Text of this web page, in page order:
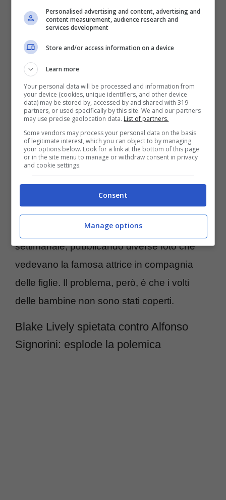
L’attrice americana con le figlie James, Inez
e Betty, nate dal matrimonio con l’attore Ryan
Reynolds (la coppia ha pure un quarto bebè,
di cui non si conosce il nome). Con loro ci
sono anche la tata e il barcaiolo, che le porta
su un lussuoso motoscafo per una giornata
di sole e di mare (sotto e in basso, tutte
insieme). L’attrice è a Capri per girare il
sequel di “Un piccolo favore” di Paul Feig” ha
scritto nella didascalia del post il noto
settimanale, pubblicando diverse foto che
vedevano la famosa attrice in compagnia
delle figlie. Il problema, però, è che i volti
delle bambine non sono stati coperti.
Blake Lively spietata contro Alfonso
Signorini: esplode la polemica
Personalised advertising and content, advertising and
content measurement, audience research and
services development
Store and/or access information on a device
Learn more
Your personal data will be processed and information from
your device (cookies, unique identifiers, and other device
data) may be stored by, accessed by and shared with 319
partners, or used specifically by this site. We and our partners
may use precise geolocation data. List of partners.
Some vendors may process your personal data on the basis
of legitimate interest, which you can object to by managing
your options below. Look for a link at the bottom of this page
or in the site menu to manage or withdraw consent in privacy
and cookie settings.
Consent
Manage options